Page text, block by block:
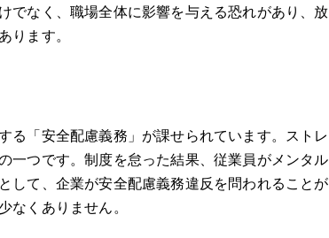
でなく、職場全体に影響を与える恐れがあり、放
ます。
る「安全配慮義務」が課せられています。ストレ
一つです。制度を怠った結果、従業員がメンタル
して、企業が安全配慮義務違反を問われることが
くありません。